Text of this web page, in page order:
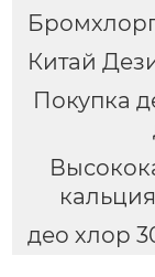
Китай
Покупка
део хлор